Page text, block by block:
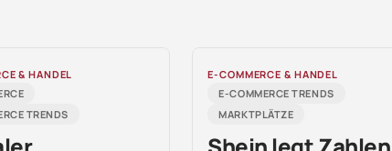
& HANDEL
TRENDS
E-COMMERCE & HANDEL
E-COMMERCE TRENDS
MARKTPLÄTZE